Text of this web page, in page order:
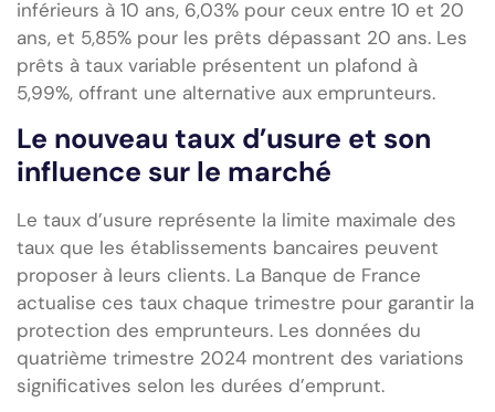
inférieurs à 10 ans, 6,03% pour ceux entre 10 et 20
ans, et 5,85% pour les prêts dépassant 20 ans. Les
prêts à taux variable présentent un plafond à
5,99%, offrant une alternative aux emprunteurs.
Le nouveau taux d’usure et son
influence sur le marché
Le taux d’usure représente la limite maximale des
taux que les établissements bancaires peuvent
proposer à leurs clients. La Banque de France
actualise ces taux chaque trimestre pour garantir la
protection des emprunteurs. Les données du
quatrième trimestre 2024 montrent des variations
significatives selon les durées d’emprunt.